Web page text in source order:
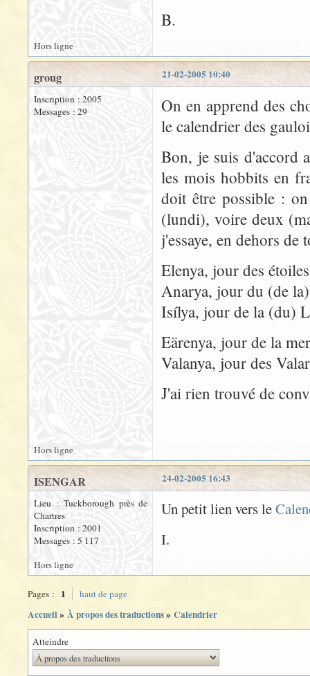
B.
Hors ligne
21-02-2005 10:40
groug
Inscription : 2005
Messages : 29
On en apprend des
le calendrier des
Bon, je suis d'accord
les mois hobbits en
doit être possible :
(lundi), voire deux
j'essaye, en dehors
Elenya, jour des
Anarya, jour du (de
Isílya, jour de la (du)
Eärenya, jour de la
Valanya, jour des
J'ai rien trouvé de
Hors ligne
24-02-2005 16:43
ISENGAR
Lieu : Tuckborough près de
Chartres
Inscription : 2001
Messages : 5 117
Un petit lien vers le
I.
Hors ligne
Pages : 1 haut de page
Accueil» À propos des traductions» Calendrier
Atteindre